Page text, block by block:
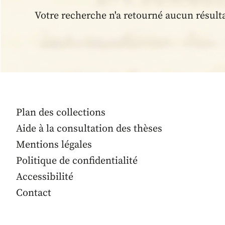
Votre recherche n'a retourné aucun
Plan des collections
Aide à la consultation des thèses
Mentions légales
Politique de confidentialité
Accessibilité
Contact